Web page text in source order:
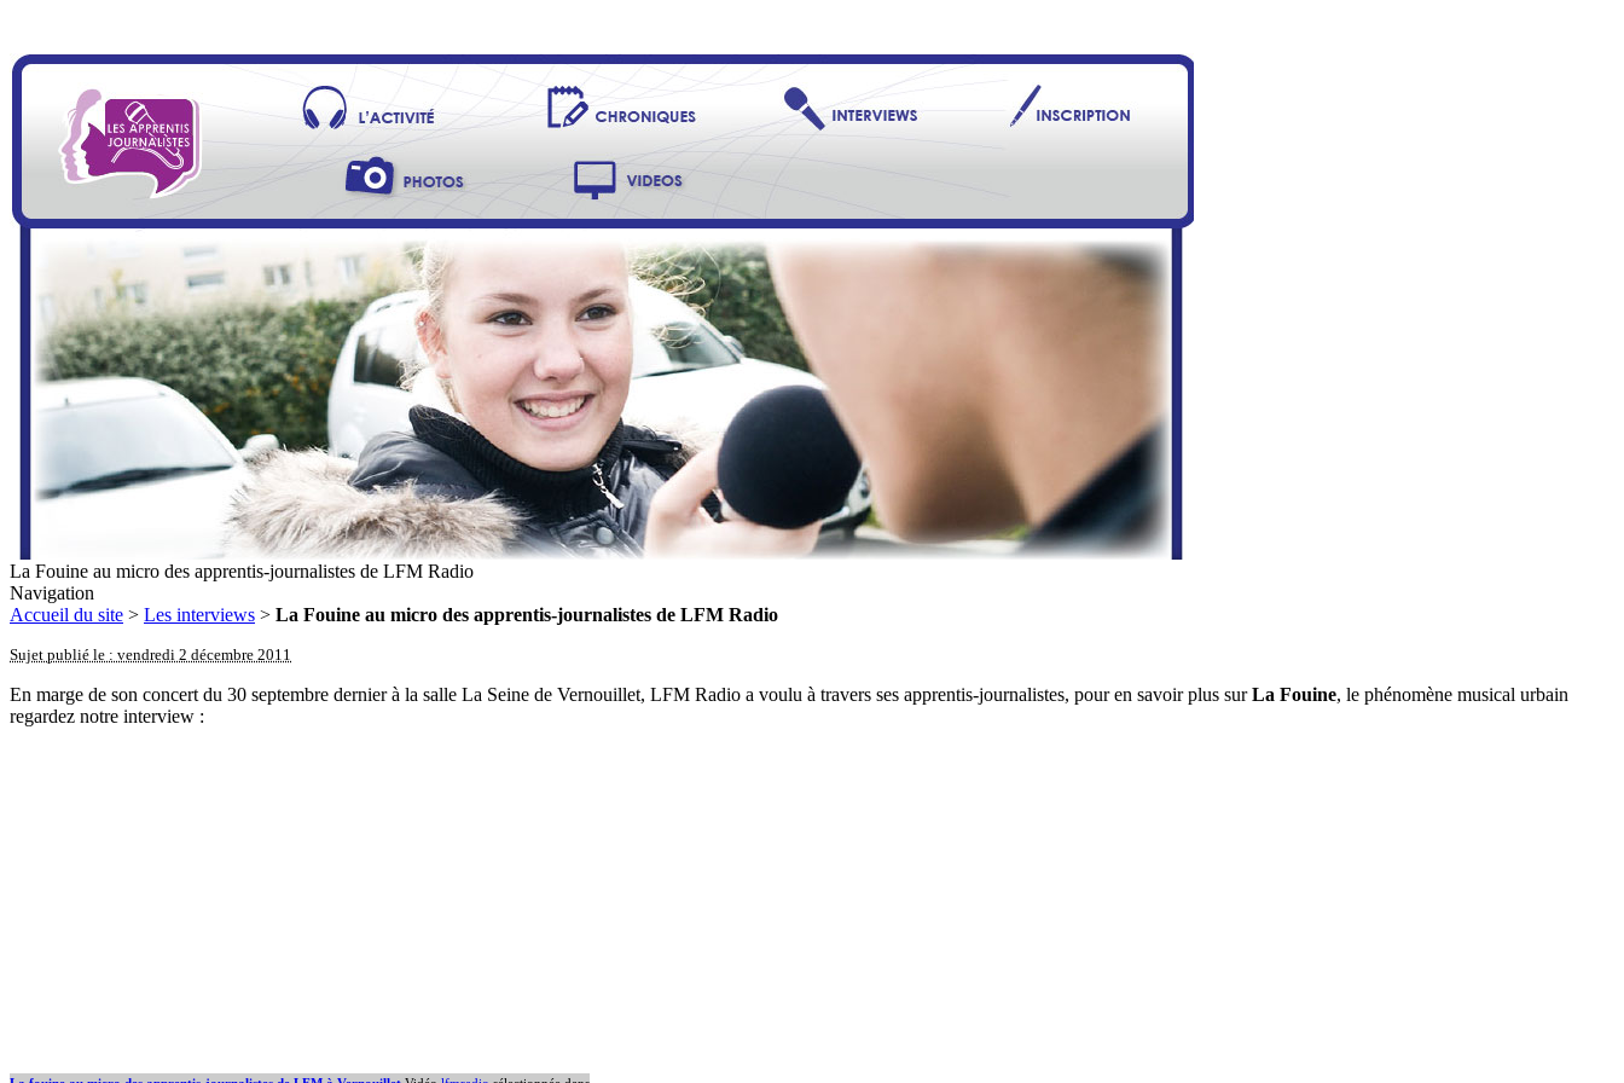
La Fouine au micro des apprentis-journalistes de LFM Radio
Navigation
Accueil du site > Les interviews > La Fouine au micro des apprentis-journalistes de LFM Radio
Sujet publié le : vendredi 2 décembre 2011
En marge de son concert du 30 septembre dernier à la salle La Seine de Vernouillet, LFM Radio a voulu à travers ses apprentis-journalistes, pour en savoir plus surLa Fouine, le phénomène musical urbain
regardez notre interview :